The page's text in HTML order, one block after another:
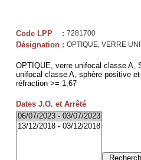
Code LPP : 7281700
Désignation : OPTIQUE, VERRE
OPTIQUE, verre unifocal classe A,
unifocal classe A, sphère positive
réfraction >= 1,67
Dates J.O. et Arrêté